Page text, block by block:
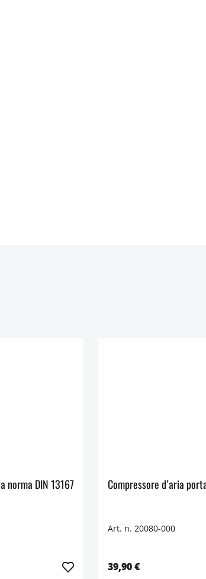
norma DIN 13167
Art. n. 20080-000
39,90 €